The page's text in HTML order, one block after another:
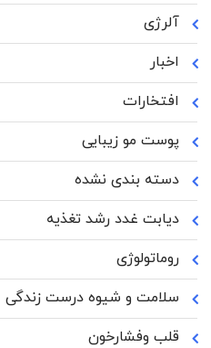
آلرژی
اخبار
افتخارات
پوست مو زیبایی
دسته بندی نشده
دیابت غدد رشد تغذیه
روماتولوژی
سلامت و شیوه درست زندگی
قلب وفشارخون